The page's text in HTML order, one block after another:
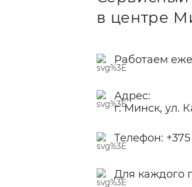
в центре
Работаем
Адрес:
г. Минск, ул.
Телефон:
Для каждого